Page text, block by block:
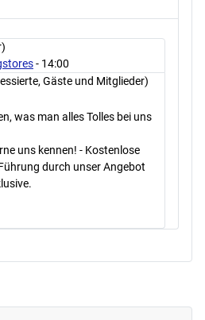
- 14:00
Gäste und Mitglieder)
was man alles Tolles bei uns
uns kennen! - Kostenlose
durch unser Angebot